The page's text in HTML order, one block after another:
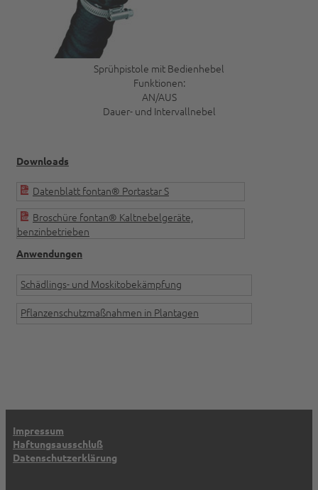
Sprühpistole mit Bedienhebel
Funktionen:
AN/AUS
Dauer- und Intervallnebel
Downloads
Datenblatt fontan® Portastar S
Broschüre fontan® Kaltnebelgeräte,
benzinbetrieben
Anwendungen
Schädlings- und Moskitobekämpfung
Pflanzenschutzmaßnahmen in Plantagen
Impressum
Haftungsausschluß
Datenschutz­erklärung